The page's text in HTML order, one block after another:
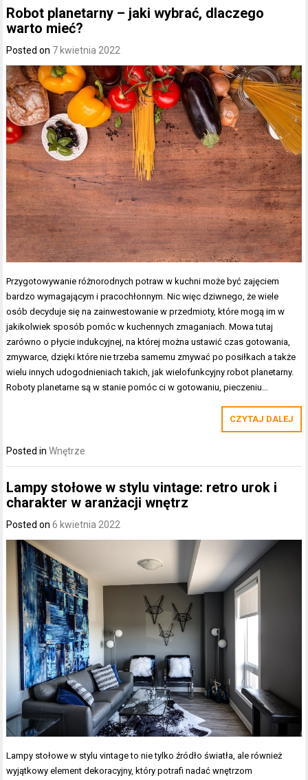
Robot planetarny – jaki wybrać, dlaczego
warto mieć?
Posted on 7 kwietnia 2022
Przygotowywanie różnorodnych potraw w kuchni może być zajęciem
bardzo wymagającym i pracochłonnym. Nic więc dziwnego, że wiele
osób decyduje się na zainwestowanie w przedmioty, które mogą im w
jakikolwiek sposób pomóc w kuchennych zmaganiach. Mowa tutaj
zarówno o płycie indukcyjnej, na której można ustawić czas gotowania,
zmywarce, dzięki które nie trzeba samemu zmywać po posiłkach a także
wielu innych udogodnieniach takich, jak wielofunkcyjny robot planetarny.
Roboty planetarne są w stanie pomóc ci w gotowaniu, pieczeniu…
CZYTAJ DALEJ
Posted inWnętrze
Lampy stołowe w stylu vintage: retro urok i
charakter w aranżacji wnętrz
Posted on6 kwietnia 2022
Lampy stołowe w stylu vintage to nie tylko źródło światła, ale również
wyjątkowy element dekoracyjny, który potrafi nadać wnętrzom